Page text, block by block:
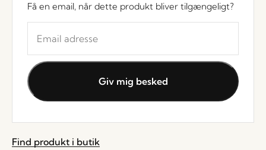
Få en email, når dette produkt bliver tilgængeligt?
din
e-
mail
adresse
for
sat
Giv mig besked
Find produkt i butik